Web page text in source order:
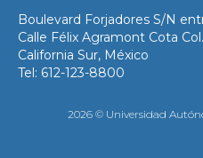
Boulevard Forjadores S/N
Calle Félix Agramont Cota
California Sur, México
Tel: 612-123-8800
2026 © Universidad